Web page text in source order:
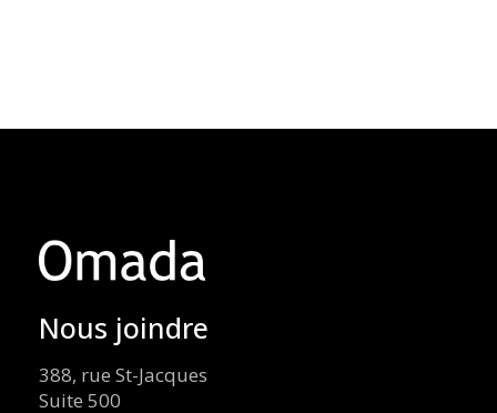
Nous joindre
388, rue St-Jacques
Suite 500